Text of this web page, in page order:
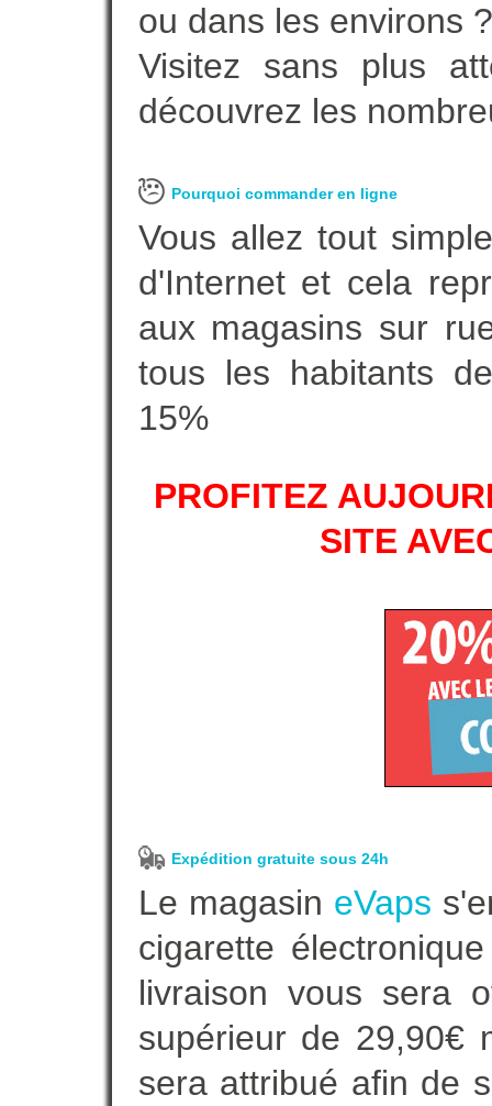
ou dans les environs ?
Visitez sans plus
découvrez les
Pourquoi commander en ligne
Vous allez tout
d'Internet et cela
aux magasins sur
tous les habitants
15%
PROFITEZ
SITE
Expédition gratuite sous 24h
Le magasin eVaps
cigarette
livraison vous sera
supérieur de 29,90€
sera attribué afin de